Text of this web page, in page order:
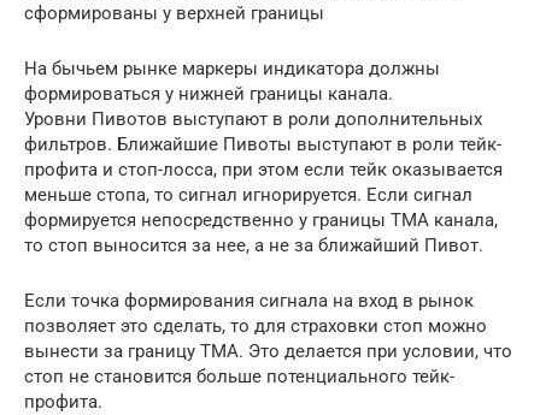
сформированы у верхней границы
На бычьем рынке маркеры индикатора должны
формироваться у нижней границы канала.
Уровни Пивотов выступают в роли дополнительных
фильтров. Ближайшие Пивоты выступают в роли тейк-
профита и стоп-лосса, при этом если тейк оказывается
меньше стопа, то сигнал игнорируется. Если сигнал
формируется непосредственно у границы ТМА канала,
то стоп выносится за нее, а не за ближайший Пивот.
Если точка формирования сигнала на вход в рынок
позволяет это сделать, то для страховки стоп можно
вынести за границу ТМА. Это делается при условии, что
стоп не становится больше потенциального тейк-
профита.